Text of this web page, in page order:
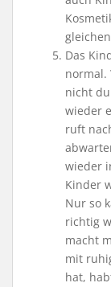
Das
normal.
nicht
wieder
ruft
wieder
Kinder
Nur so
richtig
macht
mit
hat,